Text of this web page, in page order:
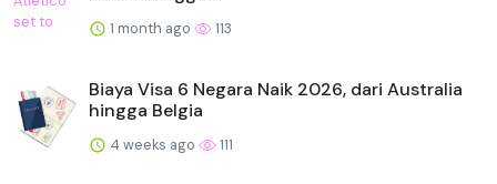
1 month ago 113
Biaya Visa 6 Negara Naik 2026, dari Australia
hingga Belgia
4 weeks ago 111